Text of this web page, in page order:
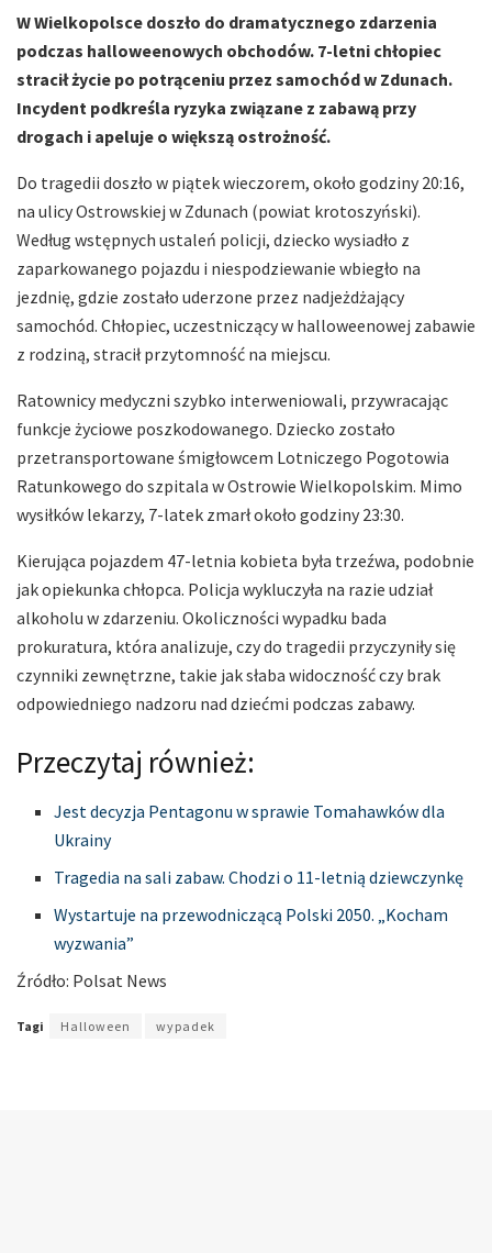
W Wielkopolsce doszło do dramatycznego zdarzenia
podczas halloweenowych obchodów. 7-letni chłopiec
stracił życie po potrąceniu przez samochód w Zdunach.
Incydent podkreśla ryzyka związane z zabawą przy
drogach i apeluje o większą ostrożność.
Do tragedii doszło w piątek wieczorem, około godziny 20:16,
na ulicy Ostrowskiej w Zdunach (powiat krotoszyński).
Według wstępnych ustaleń policji, dziecko wysiadło z
zaparkowanego pojazdu i niespodziewanie wbiegło na
jezdnię, gdzie zostało uderzone przez nadjeżdżający
samochód. Chłopiec, uczestniczący w halloweenowej zabawie
z rodziną, stracił przytomność na miejscu.
Ratownicy medyczni szybko interweniowali, przywracając
funkcje życiowe poszkodowanego. Dziecko zostało
przetransportowane śmigłowcem Lotniczego Pogotowia
Ratunkowego do szpitala w Ostrowie Wielkopolskim. Mimo
wysiłków lekarzy, 7-latek zmarł około godziny 23:30.
Kierująca pojazdem 47-letnia kobieta była trzeźwa, podobnie
jak opiekunka chłopca. Policja wykluczyła na razie udział
alkoholu w zdarzeniu. Okoliczności wypadku bada
prokuratura, która analizuje, czy do tragedii przyczyniły się
czynniki zewnętrzne, takie jak słaba widoczność czy brak
odpowiedniego nadzoru nad dziećmi podczas zabawy.
Przeczytaj również:
Jest decyzja Pentagonu w sprawie Tomahawków dla
Ukrainy
Tragedia na sali zabaw. Chodzi o 11-letnią dziewczynkę
Wystartuje na przewodniczącą Polski 2050. „Kocham
wyzwania”
Źródło: Polsat News
Tagi Halloween wypadek